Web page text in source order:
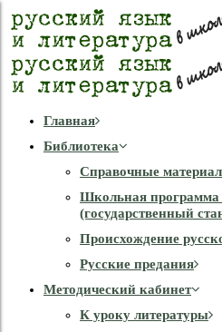
Главная
Библиотека
Справочные
Школьная программа
(государственный
Происхождение
Русские предания
Методический кабинет
К уроку литературы